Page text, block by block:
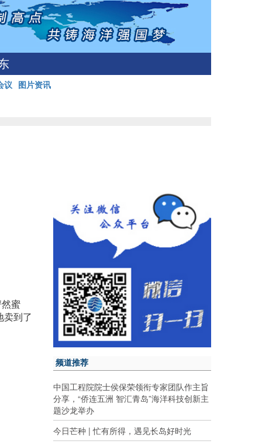
议 图片资讯
蜜
卖到了
频道推荐
中国工程院院士侯保荣领衔专家团队作主旨
分享，“侨连五洲 智汇青岛”海洋科技创新主
题沙龙举办
今日芒种 | 忙有所得，遇见长岛好时光